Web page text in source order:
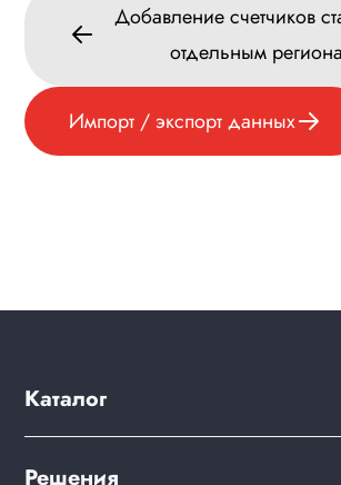
Добавление счетчиков
отдельным
Импорт / экспорт данных
Каталог
Решения
Решения